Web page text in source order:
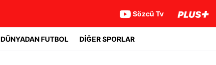
Sözcü Tv
DÜNYADAN FUTBOL DİĞER SPORLAR